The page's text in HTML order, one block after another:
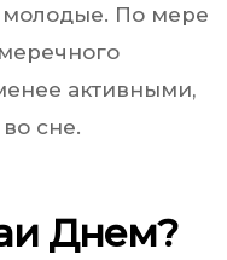
молодые. По мере
активными,
сне.
Днем?